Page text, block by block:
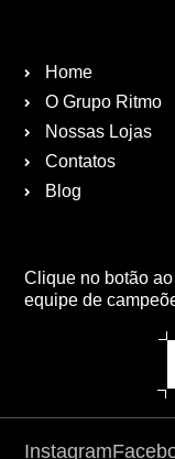
Home
O Grupo Ritmo
Nossas Lojas
Contatos
Blog
Clique no botão
equipe de
Instagram